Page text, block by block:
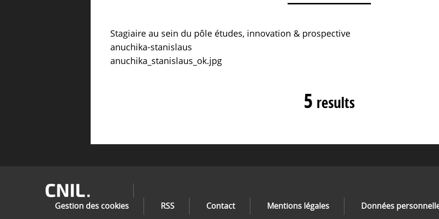
Stagiaire au sein du pôle études, innovation & prospective
anuchika-stanislaus
anuchika_stanislaus_ok.jpg
5 results
Image
Gestion des cookies
RSS Contact Mentions légales Données